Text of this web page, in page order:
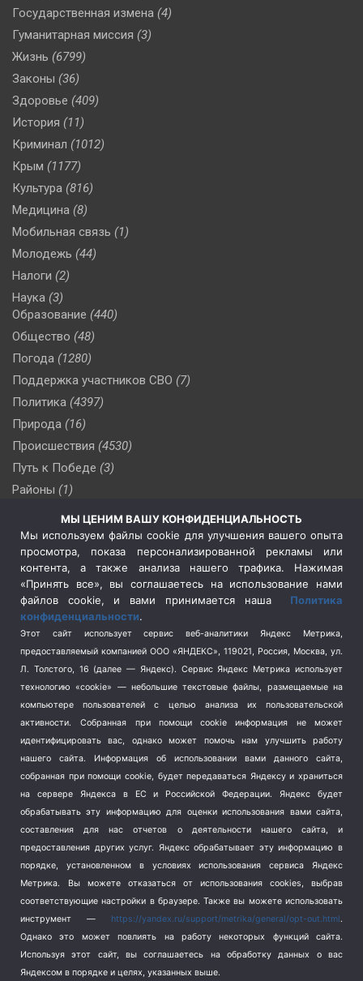
Государственная измена (4)
Гуманитарная миссия (3)
Жизнь (6799)
Законы (36)
Здоровье (409)
История (11)
Криминал (1012)
Крым (1177)
Культура (816)
Медицина (8)
Мобильная связь (1)
Молодежь (44)
Налоги (2)
Наука (3)
Образование (440)
Общество (48)
Погода (1280)
Поддержка участников СВО (7)
Политика (4397)
Природа (16)
Происшествия (4530)
Путь к Победе (3)
Районы (1)
(510)
Сельское хозяйство (3)
Социальная политика
(3)
Спецоперация в Украине
Спецоперация на Украине
(404)
Спорт (740)
Терроризм (1)
Транспорт (262)
Туризм (178)
Школа и спорт (2)
Экология (8)
Экономика (1172)
МЫ ЦЕНИМ ВАШУ КОНФИДЕНЦИАЛЬНОСТЬ
Мы используем файлы cookie для улучшения вашего опыта
просмотра, показа персонализированной рекламы или
контента, а также анализа нашего трафика. Нажимая
«Принять все», вы соглашаетесь на использование нами
файлов cookie, и вами принимается наша Политика
конфиденциальности.
Этот сайт использует сервис веб-аналитики Яндекс Метрика,
предоставляемый компанией ООО «ЯНДЕКС», 119021, Россия, Москва, ул.
Л. Толстого, 16 (далее — Яндекс). Сервис Яндекс Метрика использует
технологию «cookie» — небольшие текстовые файлы, размещаемые на
компьютере пользователей с целью анализа их пользовательской
активности.
Собранная при помощи cookie информация не может
идентифицировать вас, однако может помочь нам улучшить работу
нашего сайта. Информация об использовании вами данного сайта,
собранная при помощи cookie, будет передаваться Яндексу и храниться
на сервере Яндекса в ЕС и Российской Федерации. Яндекс будет
обрабатывать эту информацию для оценки использования вами сайта,
составления для нас отчетов о деятельности нашего сайта, и
предоставления других услуг. Яндекс обрабатывает эту информацию в
порядке, установленном в условиях использования сервиса Яндекс
Метрика.
Вы можете отказаться от использования cookies, выбрав
соответствующие настройки в браузере. Также вы можете использовать
инструмент — https://yandex.ru/support/metrika/general/opt-out.html.
Однако это может повлиять на работу некоторых функций сайта.
Используя этот сайт, вы соглашаетесь на обработку данных о вас
Яндексом в порядке и целях, указанных выше.